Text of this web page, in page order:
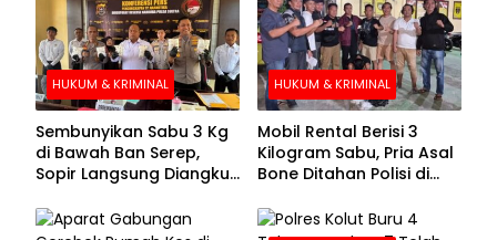
HUKUM & KRIMINAL
Sembunyikan Sabu 3 Kg
di Bawah Ban Serep,
Sopir Langsung Diangkut
HUKUM & KRIMINAL
Mobil Rental Berisi 3
Kilogram Sabu, Pria Asal
Bone Ditahan Polisi di